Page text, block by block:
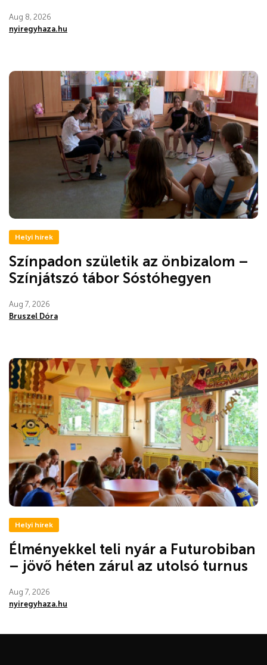
Aug 8, 2026
nyiregyhaza.hu
Helyi hírek
Színpadon születik az önbizalom –
Színjátszó tábor Sóstóhegyen
Aug 7, 2026
Bruszel Dóra
Helyi hírek
Élményekkel teli nyár a Futurobiban
– jövő héten zárul az utolsó turnus
Aug 7, 2026
nyiregyhaza.hu